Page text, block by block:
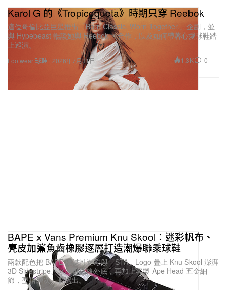
On $165 USD 購買
Footwear 球鞋
Karol G 的《Tropicoqueta》時期只穿 Reebok
這位哥倫比亞巨星推出「Born Classic. Worn Together.」企劃，並
與 Hypebeast 暢談她與 Reebok 的合作，以及如何帶著心愛球鞋踏
上巡演。
2026年7月31日 1.3K 0
BAPE x Vans Premium Knu Skool：迷彩帆布、
麂皮加鯊魚齒橡膠逐層打造潮爆聯乘球鞋
兩款配色把 BAPE 標誌性迷彩與「STA」Logo 疊上 Knu Skool 澎湃
3D Sidestripe、冰感棋盤格外底，再加上客製 Ape Head 五金細
節，型格層次一眼認出。